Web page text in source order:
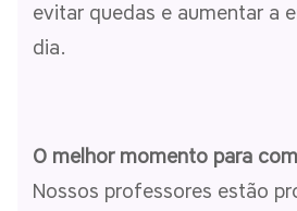
evitar quedas e aumentar a
dia.
O melhor momento para
Nossos professores estão